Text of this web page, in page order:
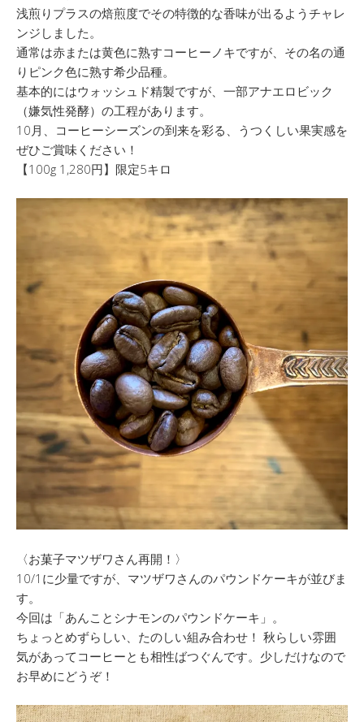
浅煎りプラスの焙煎度でその特徴的な香味が出るようチャレ
ンジしました。
通常は赤または黄色に熟すコーヒーノキですが、その名の通
りピンク色に熟す希少品種。
基本的にはウォッシュド精製ですが、一部アナエロビック
（嫌気性発酵）の工程があります。
10月、コーヒーシーズンの到来を彩る、うつくしい果実感を
ぜひご賞味ください！
【100g 1,280円】限定5キロ
〈お菓子マツザワさん再開！〉
10/1に少量ですが、マツザワさんのパウンドケーキが並びま
す。
今回は「あんことシナモンのパウンドケーキ」。
ちょっとめずらしい、たのしい組み合わせ！ 秋らしい雰囲
気があってコーヒーとも相性ばつぐんです。少しだけなので
お早めにどうぞ！